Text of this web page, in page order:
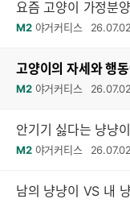
요즘 고양이 가정분
M2 야거커티스
고양이의 자세와 행
M2 야거커티스
안기기 싫다는 냥냥이
M2 야거커티스
남의 냥냥이 VS 내 냥